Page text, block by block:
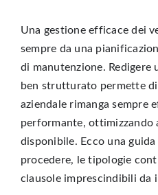
Una gestione efficace dei
sempre da una
di manutenzione.
ben strutturato permette
aziendale rimanga sempre
performante, ottimizzando
disponibile. Ecco una
procedere, le tipologie
clausole imprescindibili da